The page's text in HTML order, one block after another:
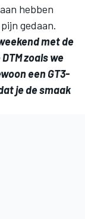
hebben
gedaan.
met de
zoals we
een GT3-
je de smaak